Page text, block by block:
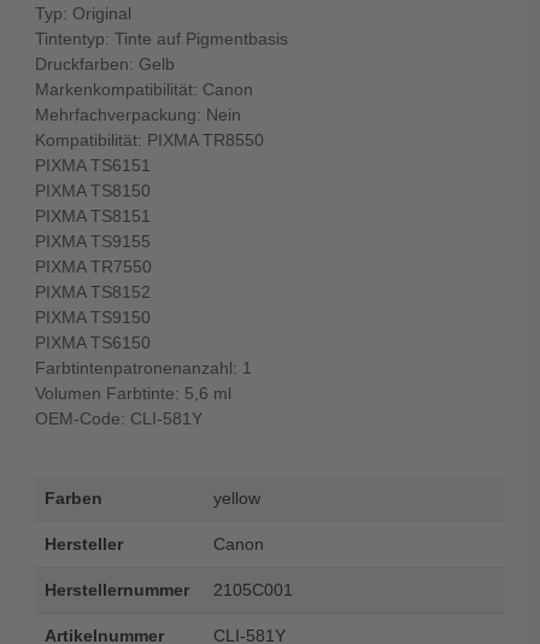
Typ: Original
Tintentyp: Tinte auf Pigmentbasis
Druckfarben: Gelb
Markenkompatibilität: Canon
Mehrfachverpackung: Nein
Kompatibilität: PIXMA TR8550
PIXMA TS6151
PIXMA TS8150
PIXMA TS8151
PIXMA TS9155
PIXMA TR7550
PIXMA TS8152
PIXMA TS9150
PIXMA TS6150
Farbtintenpatronenanzahl: 1
Volumen Farbtinte: 5,6 ml
OEM-Code: CLI-581Y
Farben yellow
Hersteller Canon
Herstellernummer 2105C001
Artikelnummer CLI-581Y